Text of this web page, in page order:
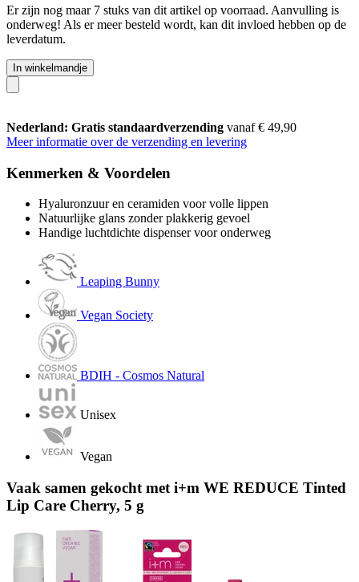
Er zijn nog maar 7 stuks van dit artikel op voorraad. Aanvulling is
onderweg! Als er meer besteld wordt, kan dit invloed hebben op de
leverdatum.
In winkelmandje
Nederland: Gratis standaardverzending vanaf € 49,90
Meer informatie over de verzending en levering
Kenmerken & Voordelen
Hyaluronzuur en ceramiden voor volle lippen
Natuurlijke glans zonder plakkerig gevoel
Handige luchtdichte dispenser voor onderweg
Leaping Bunny
Vegan Society
BDIH - Cosmos Natural
Unisex
Vegan
Vaak samen gekocht met i+m WE REDUCE Tinted
Lip Care Cherry, 5 g